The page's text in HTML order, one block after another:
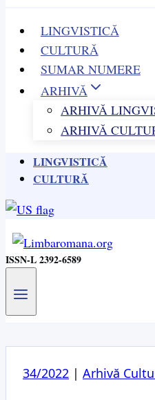
LINGVISTICĂ
CULTURĂ
SUMAR NUMERE
ARHIVĂ
ARHIVĂ
ARHIVĂ
LINGVISTICĂ
CULTURĂ
ISSN-L 2392-6589
34/2022 | Arhivă